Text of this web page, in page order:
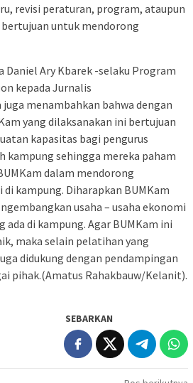
revisi peraturan, program, ataupun
untuk mendorong
Daniel Ary Kbarek -selaku Program
kepada Jurnalis
menambahkan bahwa dengan
yang dilaksanakan ini bertujuan
kapasitas bagi pengurus
kampung sehingga mereka paham
dalam mendorong
kampung. Diharapkan BUMKam
usaha – usaha ekonomi
ada di kampung. Agar BUMKam ini
maka selain pelatihan yang
didukung dengan pendampingan
pihak.(Amatus Rahakbauw/Kelanit).
SEBARKAN